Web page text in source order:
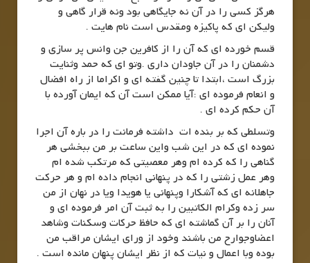
هرگز کسی را در آن نه جایگاهی بود ونه قرار گاهی و
ولیکن ای که پاکیزه ومقدس است نام هایت .
قسم خورده ای که آن را از کافرین جن وانس پر سازی و
دشمنان را در آن جاودان داری .وتو ای که حمد وثنایت
بزرگ است ،ابتدا تا چنین گفته ای و اکراما از راه افضال
و انعام فرموده ای :آیا ممکن است آن که ایمان آورده با
آن حکم کرده ای .
وتسلطی که بر بنده ات داشته فرمانت را در باره آن اجرا
نموده ای که در این شب واین ساعت بر من ببخشی هر
گناهی را که کرده ام وهر معصیتی که مرتکب شده ام
وهر عمل زشتی را که در پنهانی انجام داده ام و هر حرکت
جاهلانه ای که آشکارا وپنهانی یا هویدا ویا در نهان از من
سر زده وکرام الکاتبین را به ثبت آن امر فرموده ای و
آنان را بر آن گماشته ای که حافظ حرکات وسکنات وشاهد
اعضاوجوارح من باشند وخود از ورای ایشان مراقب من
بوده وبا اعمال و نیات که از نظر ایشان پنهان مانده است .